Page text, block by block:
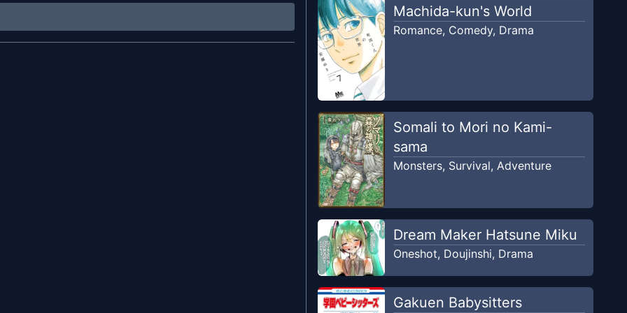
Machida-kun's World
Romance, Comedy, Drama
Somali to Mori no Kami-
sama
Monsters, Survival, Adventure
Dream Maker Hatsune Miku
Oneshot, Doujinshi, Drama
Gakuen Babysitters